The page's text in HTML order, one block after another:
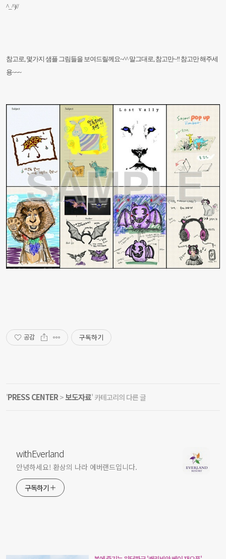
^_^)//
참고로, 몇가지 샘플 그림들을 보여드릴께요~^^ 말그대로, 참고만~!! 참고만 해주세
용~~~
공감 구독하기
'PRESS CENTER >보도자료' 카테고리의 다른 글
withEverland
안녕하세요! 환상의 나라 에버랜드입니다.
구독하기